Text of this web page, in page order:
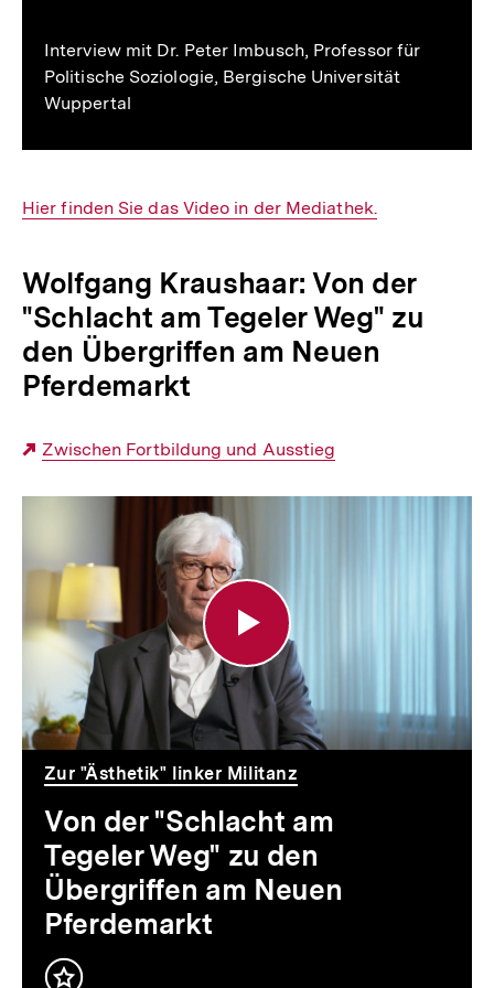
Interview mit Dr. Peter Imbusch, Professor für
Politische Soziologie, Bergische Universität
Wuppertal
Interner
Hier finden Sie das Video in der Mediathek.
Wolfgang Kraushaar: Von der
"Schlacht am Tegeler Weg" zu
den Übergriffen am Neuen
Pferdemarkt
Externer
Zwischen Fortbildung und Ausstieg
der
"Schlacht
am
Tegeler
Weg"
zu
den
Übergriffen
am
Neuen
Pferdemarkt
Zur "Ästhetik" linker Militanz
Von der "Schlacht am
Tegeler Weg" zu den
Übergriffen am Neuen
Pferdemarkt